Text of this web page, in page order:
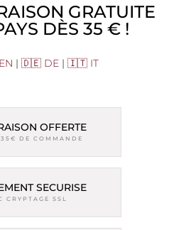
GRATUITE
DÈS 35 € !
| 🇩🇪 DE | 🇮🇹 IT
OFFERTE
35€ DE COMMANDE
SECURISE
CRYPTAGE SSL